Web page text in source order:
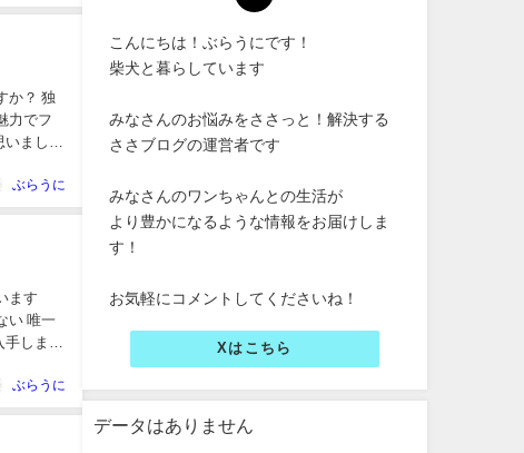
ぶらうに
ぶらうに
こんにちは！ぶらうにです！
柴犬と暮らしています
みなさんのお悩みをささっと！解決する
ささブログの運営者です
みなさんのワンちゃんとの生活が
より豊かになるような情報をお届けしま
す！
お気軽にコメントしてくださいね！
Xはこちら
データはありません